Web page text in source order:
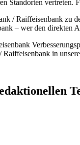
Standorten
/ Raiffeisenbank zu
– wer den direkten
in